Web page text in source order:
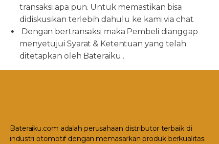
transaksi apa pun. Untuk memastikan bisa
didiskusikan terlebih dahulu ke kami via chat.
Dengan bertransaksi maka Pembeli dianggap
menyetujui Syarat & Ketentuan yang telah
ditetapkan oleh Bateraiku .
Bateraiku.com adalah perusahaan distributor terbaik di
industri otomotif dengan memasarkan produk berkualitas